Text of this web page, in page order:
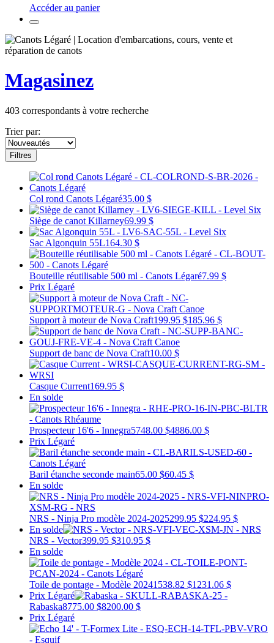
Accéder au panier
Magasinez
403 correspondants à votre recherche
Trier par:
Filtres
Col rond Canots Légaré35.00 $
Siège de canot Killarney69.99 $
Sac Algonquin 55L164.30 $
Bouteille réutilisable 500 ml - Canots Légaré7.99 $
Prix Légaré
Support à moteur de Nova Craft199.95 $185.96 $
Support de banc de Nova Craft10.00 $
Casque Current169.95 $
En solde
Prospecteur 16'6 - Innegra5748.00 $4886.00 $
Prix Légaré
Baril étanche seconde main65.00 $60.45 $
En solde
NRS - Ninja Pro modèle 2024-2025299.95 $224.95 $
En solde
NRS - Vector399.95 $310.95 $
En solde
Toile de pontage - Modèle 20241538.82 $1231.06 $
Prix Légaré
Rabaska8775.00 $8200.00 $
Prix Légaré